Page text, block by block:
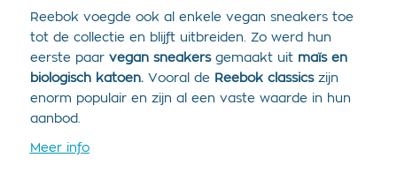
Reebok voegde ook al enkele vegan sneakers toe
tot de collectie en blijft uitbreiden. Zo werd hun
eerste paar vegan sneakers gemaakt uit maïs en
biologisch katoen. Vooral de Reebok classicszijn
enorm populair en zijn al een vaste waarde in hun
aanbod.
Meer info